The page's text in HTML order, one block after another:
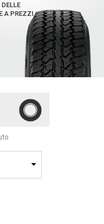
A PREZZI